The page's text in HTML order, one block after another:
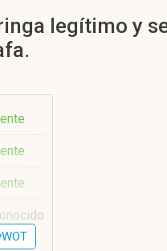
legítimo y